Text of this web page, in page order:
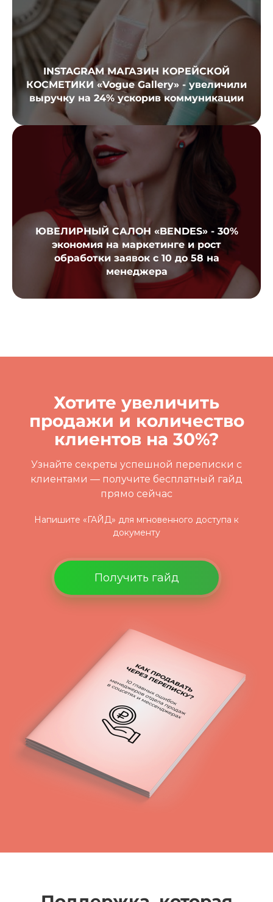
INSTAGRAM МАГАЗИН КОРЕЙСКОЙ
КОСМЕТИКИ «Vogue Gallery» - увеличили
выручку на 24% ускорив коммуникации
ЮВЕЛИРНЫЙ САЛОН «BENDES» - 30%
экономия на маркетинге и рост
обработки заявок с 10 до 58 на
менеджера
Хотите увеличить
продажи и количество
клиентов на 30%?
Узнайте секреты успешной переписки с
клиентами — получите бесплатный гайд
прямо сейчас
Напишите «ГАЙД» для мгновенного доступа к
документу
Получить гайд